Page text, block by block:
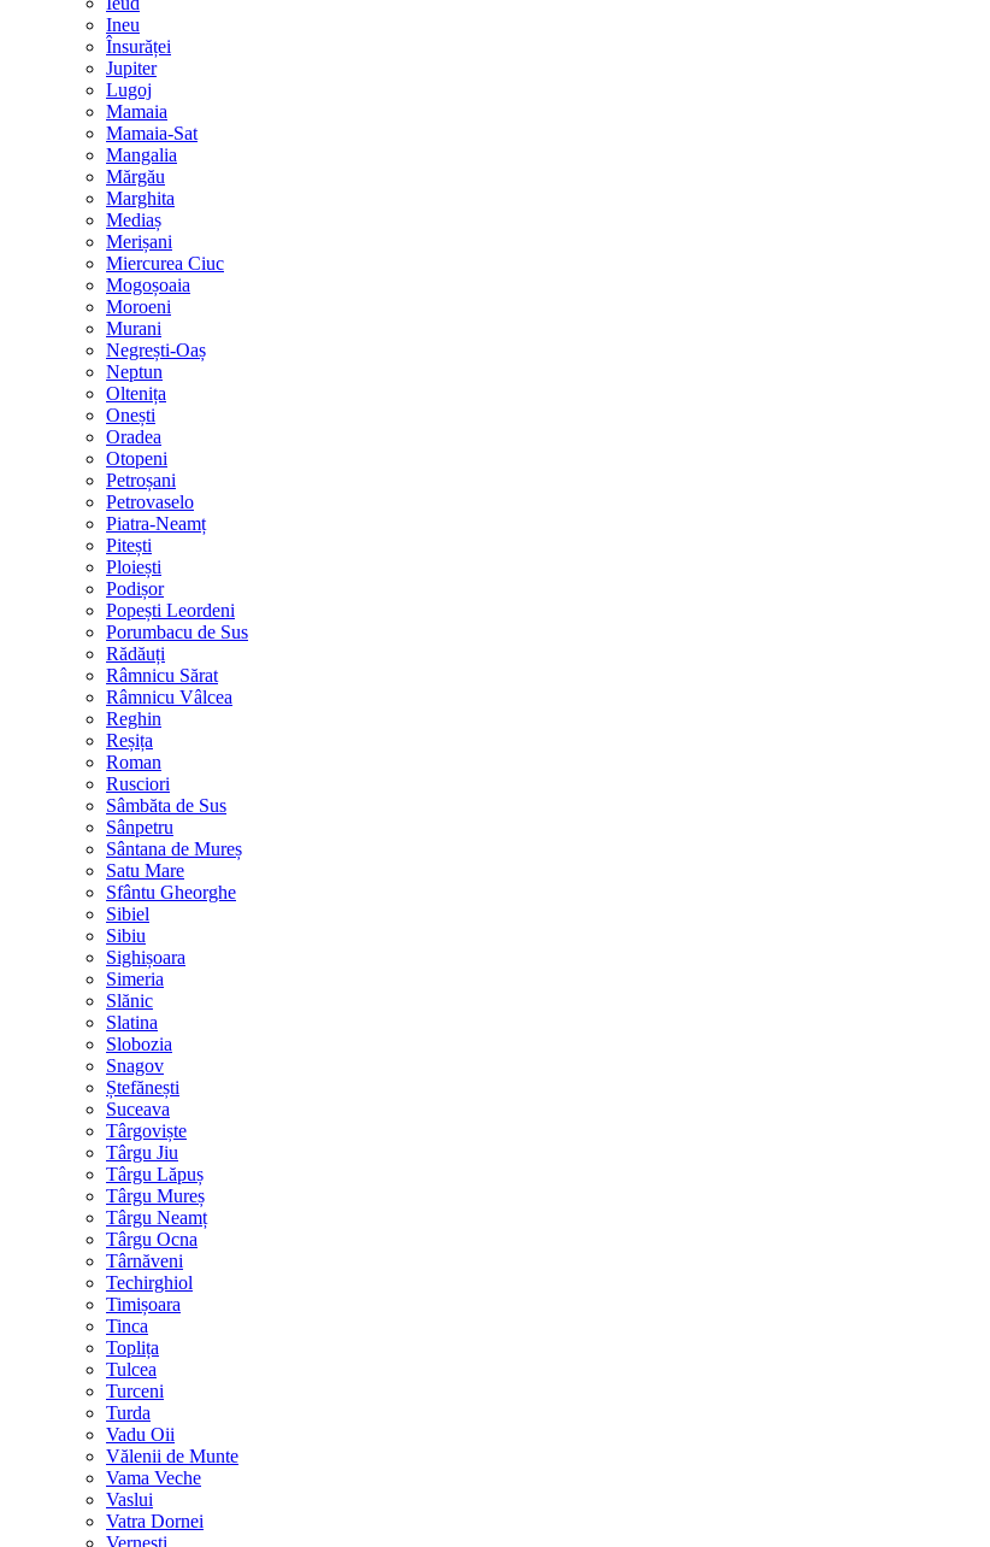
Ineu
Însurăței
Jupiter
Lugoj
Mamaia
Mamaia-Sat
Mangalia
Mărgău
Marghita
Mediaș
Merișani
Miercurea Ciuc
Mogoșoaia
Moroeni
Murani
Negrești-Oaș
Neptun
Oltenița
Onești
Oradea
Otopeni
Petroșani
Petrovaselo
Piatra-Neamț
Pitești
Ploiești
Podișor
Popești Leordeni
Porumbacu de Sus
Rădăuți
Râmnicu Sărat
Râmnicu Vâlcea
Reghin
Reșița
Roman
Rusciori
Sâmbăta de Sus
Sânpetru
Sântana de Mureș
Satu Mare
Sfântu Gheorghe
Sibiel
Sibiu
Sighișoara
Simeria
Slănic
Slatina
Slobozia
Snagov
Ștefănești
Suceava
Târgoviște
Târgu Jiu
Târgu Lăpuș
Târgu Mureș
Târgu Neamț
Târgu Ocna
Târnăveni
Techirghiol
Timișoara
Tinca
Toplița
Tulcea
Turceni
Turda
Vadu Oii
Vălenii de Munte
Vama Veche
Vaslui
Vatra Dornei
Vernești